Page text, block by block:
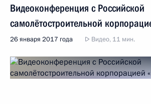
Видеоконференция с Российской
самолётостроительной
26 января 2017 года Видео, 11 мин.